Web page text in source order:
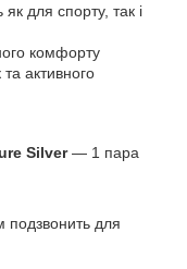
для спорту, так і
комфорту
та активного
Silver— 1 пара
для